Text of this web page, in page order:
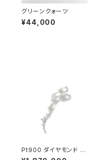
グリーンクォーツ
¥44,000
Pt900 ダイヤモンド ブ
ローチ